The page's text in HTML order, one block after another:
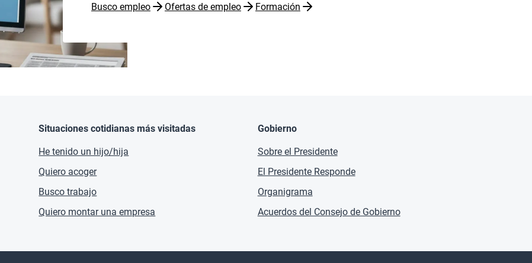
Busco empleo Ofertas de empleo Formación
Situaciones cotidianas más visitadas
He tenido un hijo/hija
Quiero acoger
Busco trabajo
Quiero montar una empresa
Gobierno
Sobre el Presidente
El Presidente Responde
Organigrama
Acuerdos del Consejo de Gobierno